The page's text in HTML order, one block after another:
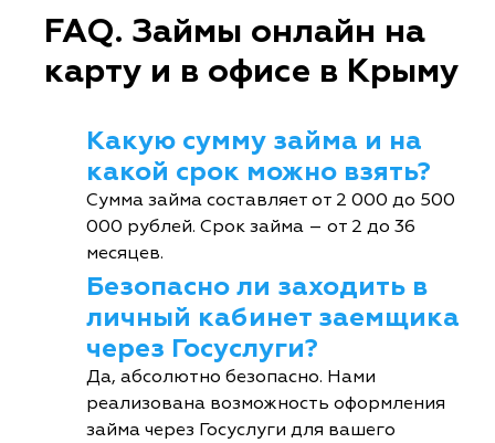
FAQ. Займы онлайн на
карту и в офисе в Крыму
Какую сумму займа и на
какой срок можно взять?
Сумма займа составляет от 2 000 до 500
000 рублей. Срок займа – от 2 до 36
месяцев.
Безопасно ли заходить в
личный кабинет заемщика
через Госуслуги?
Да, абсолютно безопасно. Нами
реализована возможность оформления
займа через Госуслуги для вашего